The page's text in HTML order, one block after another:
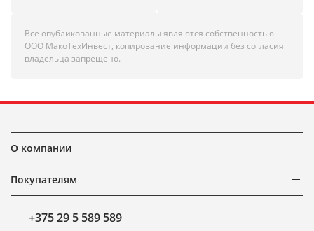
Все опубликованные материалы являются собственностью
ООО МакоТехИнвест, копирование информации без согласия
владельца запрещено.
О компании
Покупателям
+375 29 5 589 589